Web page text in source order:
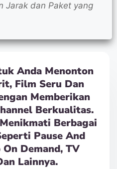
Jarak dan Paket yang
Anda Menonton
Film Seru Dan
Memberikan
Berkualitas.
Berbagai
Pause And
Demand, TV
Lainnya.